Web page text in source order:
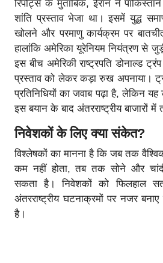
रिपोर्ट्स के मुताबिक, ईरान ने
शांति प्रस्ताव भेजा था। इसमें युद्ध
खोलने और परमाणु कार्यक्रम पर
हालांकि अमेरिका यूरेनियम नियंत्रण से
इस बीच अमेरिकी राष्ट्रपति डोनाल्ड
प्रस्ताव को लेकर कड़ा रुख अपनाया।
प्रतिनिधियों का जवाब पढ़ा है, लेकिन
इस बयान के बाद अंतरराष्ट्रीय बाजारों
निवेशकों के लिए क्या संकेत?
विश्लेषकों का मानना है कि जब तक
कम नहीं होता, तब तक सोने और
सकता है। निवेशकों को फिलहाल
अंतरराष्ट्रीय घटनाक्रमों पर नजर
है।